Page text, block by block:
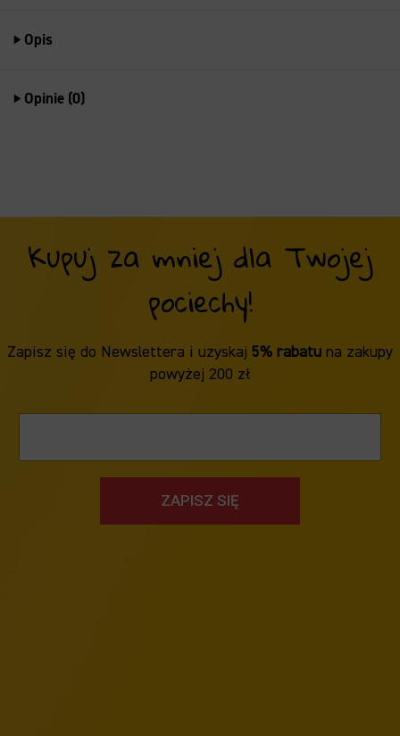
Opis
Opinie (0)
Kupuj za mniej dla Twojej
pociechy!
Zapisz się do Newslettera i uzyskaj 5% rabatu na zakupy
powyżej 200 zł
ZAPISZ SIĘ